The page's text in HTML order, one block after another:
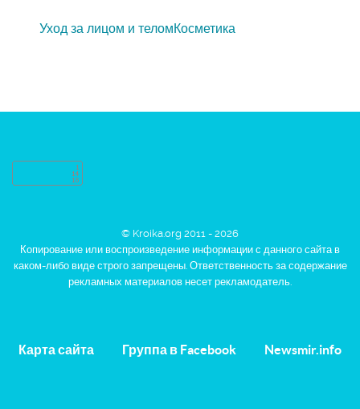
Уход за лицом и теломКосметика
© Kroika.org 2011 - 2026
Копирование или воспроизведение информации с данного сайта в
каком-либо виде строго запрещены. Ответственность за содержание
рекламных материалов несет рекламодатель.
Карта сайта Группа в Facebook Newsmir.info